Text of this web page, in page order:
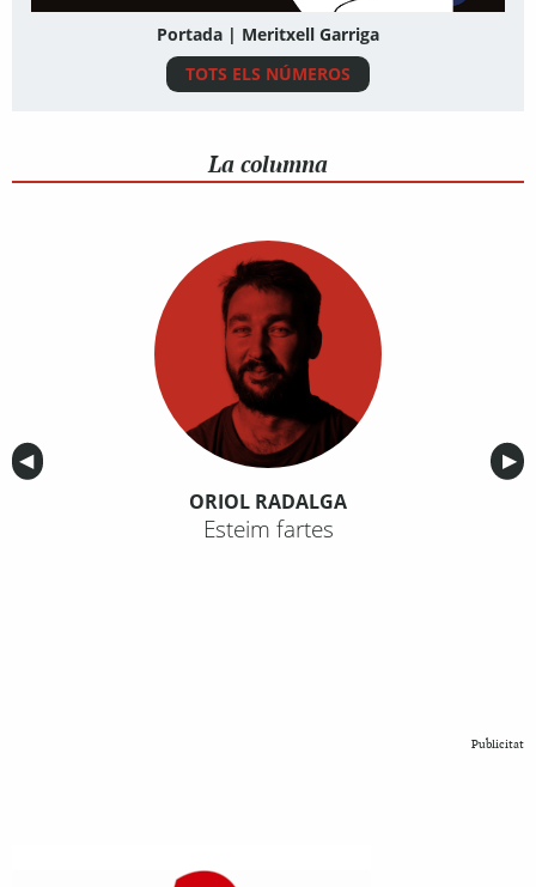
Portada | Meritxell Garriga
TOTS ELS NÚMEROS
La columna
Anterior
◀︎ ▶︎
ORIOL RADALGA
Esteim fartes
Publicitat